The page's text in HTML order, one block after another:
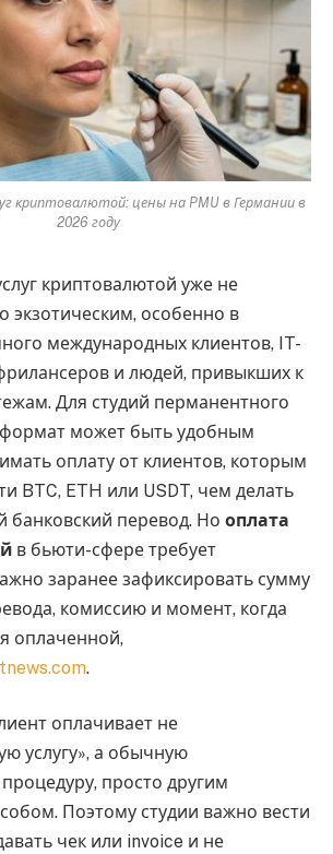
криптовалютой: цены на PMU в Германии в
2026 году
криптовалютой уже не
экзотическим, особенно в
международных клиентов, IT-
и людей, привыкших к
Для студий перманентного
может быть удобным
оплату от клиентов, которым
BTC, ETH или USDT, чем делать
банковский перевод. Но оплата
в бьюти-сфере требует
заранее зафиксировать сумму
комиссию и момент, когда
оплаченной,
.
оплачивает не
услугу», а обычную
просто другим
Поэтому студии важно вести
чек или invoice и не